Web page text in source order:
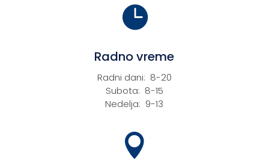

Radno vreme
Radni dani: 8-20
Subota: 8-15
Nedelja: 9-13
